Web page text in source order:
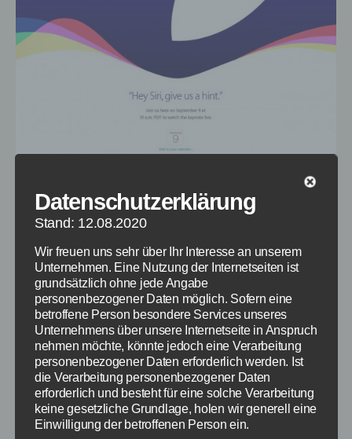
Die Apple Keynote am 9. September 2015: Das
wird Apple vorstellen
Alles zum Live Stream zur heutigen Apple
Keynote am 9. September 2015 mit zahlreichen
Informationen. Auf der Keynote wird Apple
nicht nur zwei neue iPhone Modelle, sondern
Gerüchten zufolge neben dem Apple TV der
vierten Generation auch das iPad Pro
vorstellen. Alle Interessierten können dazu den
Apple Keynote Live Stream aufrufen, welcher
die Präsentation, unter […]
Datenschutzerklärung
Stand: 12.08.2020
Wir freuen uns sehr über Ihr Interesse an unserem
Unternehmen. Eine Nutzung der Internetseiten ist
grundsätzlich ohne jede Angabe
personenbezogener Daten möglich. Sofern eine
betroffene Person besondere Services unseres
Unternehmens über unsere Internetseite in Anspruch
nehmen möchte, könnte jedoch eine Verarbeitung
personenbezogener Daten erforderlich werden. Ist
die Verarbeitung personenbezogener Daten
erforderlich und besteht für eine solche Verarbeitung
keine gesetzliche Grundlage, holen wir generell eine
Einwilligung der betroffenen Person ein.